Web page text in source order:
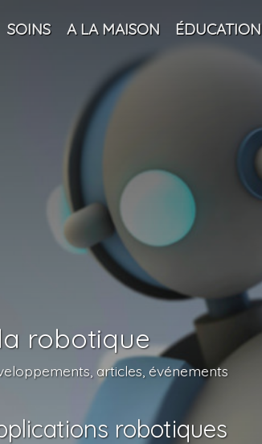
SOINS A LA MAISON ÉDUCATION
robotique
articles, événements
robotiques